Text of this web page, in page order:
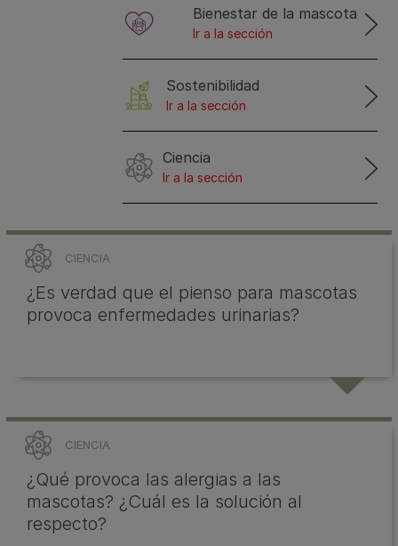
Bienestar de la mascota
Ir a la sección
Sostenibilidad
Ir a la sección
Ciencia
Ir a la sección
CIENCIA
¿Es verdad que el pienso para mascotas
provoca enfermedades urinarias?
CIENCIA
¿Qué provoca las alergias a las
mascotas? ¿Cuál es la solución al
respecto?